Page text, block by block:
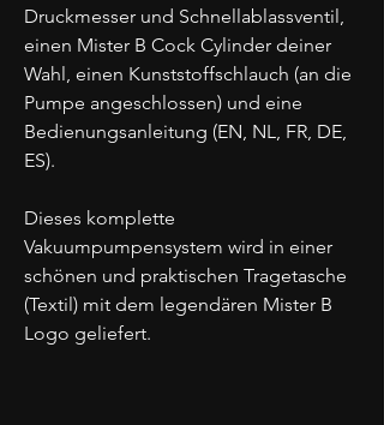
Druckmesser und Schnellablassventil,
einen Mister B Cock Cylinder deiner
Wahl, einen Kunststoffschlauch (an die
Pumpe angeschlossen) und eine
Bedienungsanleitung (EN, NL, FR, DE,
ES).
Dieses komplette
Vakuumpumpensystem wird in einer
schönen und praktischen Tragetasche
(Textil) mit dem legendären Mister B
Logo geliefert.